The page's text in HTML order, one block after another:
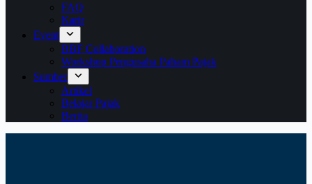
FAQ
Karir
Event
BBF Collaboration
Workshop Pengusaha Paham Pajak
Sumber
Artikel
Belajar Pajak
Berita